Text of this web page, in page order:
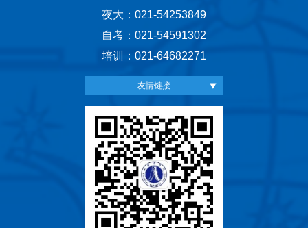
夜大：021-54253849
自考：021-54591302
培训：021-64682271
--------友情链接--------